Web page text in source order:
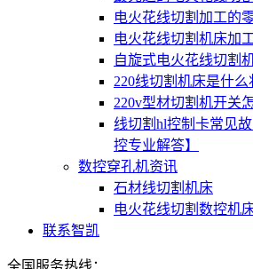
电火花线切割加工的
电火花线切割机床加
自旋式电火花线切割
220线切割机床是什么
220v型材切割机开关
线切割hl控制卡常见
控专业解答】
数控穿孔机资讯
石材线切割机床
电火花线切割数控机
联系智凯
全国服务热线：